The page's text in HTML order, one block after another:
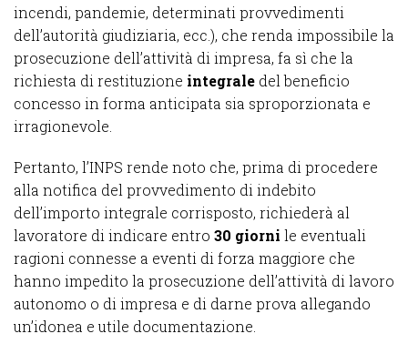
incendi, pandemie, determinati provvedimenti
dell’autorità giudiziaria, ecc.), che renda impossibile la
prosecuzione dell’attività di impresa, fa sì che la
richiesta di restituzione integrale del beneficio
concesso in forma anticipata sia sproporzionata e
irragionevole.
Pertanto, l’INPS rende noto che, prima di procedere
alla notifica del provvedimento di indebito
dell’importo integrale corrisposto, richiederà al
lavoratore di indicare entro 30 giorni le eventuali
ragioni connesse a eventi di forza maggiore che
hanno impedito la prosecuzione dell’attività di lavoro
autonomo o di impresa e di darne prova allegando
un’idonea e utile documentazione.